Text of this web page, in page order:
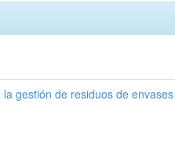
gestión de residuos de envases